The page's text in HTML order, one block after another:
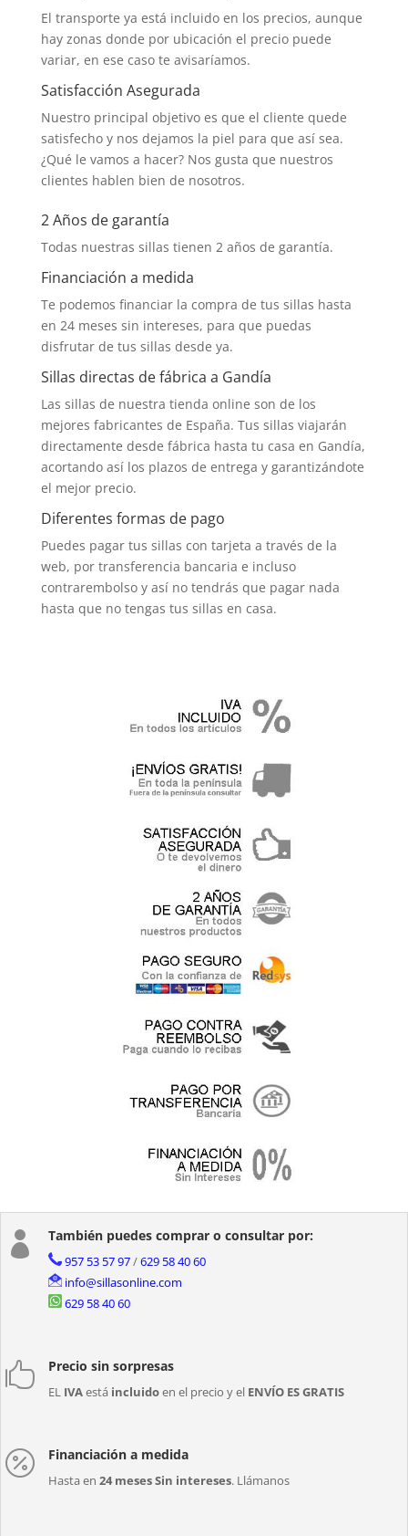
El transporte ya está incluido en los precios, aunque
hay zonas donde por ubicación el precio puede
variar, en ese caso te avisaríamos.
Satisfacción Asegurada
Nuestro principal objetivo es que el cliente quede
satisfecho y nos dejamos la piel para que así sea.
¿Qué le vamos a hacer? Nos gusta que nuestros
clientes hablen bien de nosotros.
2 Años de garantía
Todas nuestras sillas tienen 2 años de garantía.
Financiación a medida
Te podemos financiar la compra de tus sillas hasta
en 24 meses sin intereses, para que puedas
disfrutar de tus sillas desde ya.
Sillas directas de fábrica a Gandía
Las sillas de nuestra tienda online son de los
mejores fabricantes de España. Tus sillas viajarán
directamente desde fábrica hasta tu casa en Gandía,
acortando así los plazos de entrega y garantizándote
el mejor precio.
Diferentes formas de pago
Puedes pagar tus sillas con tarjeta a través de la
web, por transferencia bancaria e incluso
contrarembolso y así no tendrás que pagar nada
hasta que no tengas tus sillas en casa.
 También puedes comprar o consultar por:
957 53 57 97/629 58 40 60
info@sillasonline.com
629 58 40 60
 Precio sin sorpresas
EL IVAestá incluidoen el precio y el ENVÍO ES GRATIS
 Financiación a medida
Hasta en 24 meses Sin intereses. Llámanos